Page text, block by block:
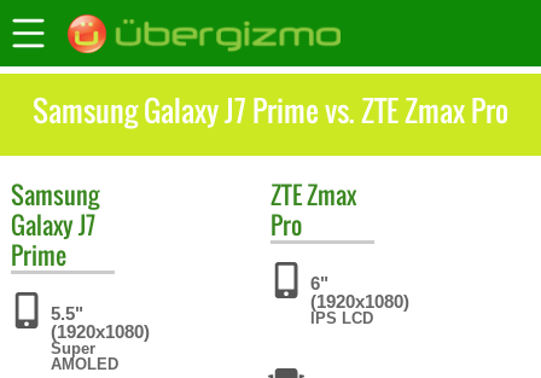
Samsung Galaxy J7 Prime vs. ZTE Zmax Pro
Samsung
Galaxy J7
Prime
5.5"
(1920x1080)
Super
AMOLED
ZTEZmax
Pro
6"
(1920x1080)
IPS LCD